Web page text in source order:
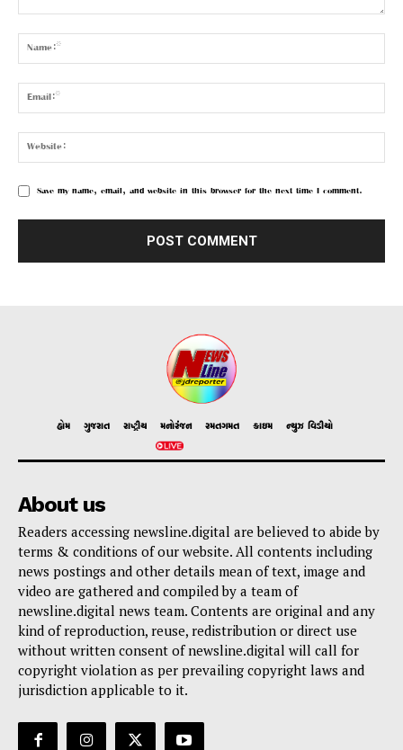
Save my name, email, and website in this browser for the next time I comment.
હોમ ગુજરાત રાષ્ટ્રીય મનોરંજન રમતગમત ક્રાઇમ ન્યુઝ વિડીયો
About us
Readers accessing newsline.digital are believed to abide by
terms & conditions of our website. All contents including
news postings and other details mean of text, image and
video are gathered and compiled by a team of
newsline.digital news team. Contents are original and any
kind of reproduction, reuse, redistribution or direct use
without written consent of newsline.digital will call for
copyright violation as per prevailing copyright laws and
jurisdiction applicable to it.